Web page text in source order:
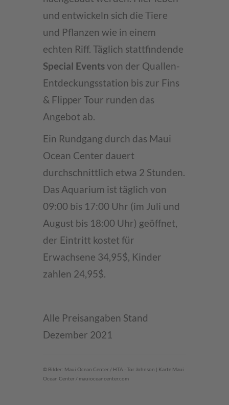
und entwickeln sich die Tiere
und Pflanzen wie in einem
echten Riff. Täglich stattfindende
Special Eventsvon der Quallen-
Entdeckungsstation bis zur Fins
& Flipper Tour runden das
Angebot ab.
Ein Rundgang durch das Maui
Ocean Center dauert
durchschnittlich etwa 2 Stunden.
Das Aquarium ist täglich von
09:00 bis 17:00 Uhr (im Juli und
August bis 18:00 Uhr) geöffnet,
der Eintritt kostet für
Erwachsene 34,95$, Kinder
zahlen 24,95$.
Alle Preisangaben Stand
Dezember 2021
© Bilder: Maui Ocean Center / HTA - Tor Johnson | Karte Maui
Ocean Center / mauioceancenter.com